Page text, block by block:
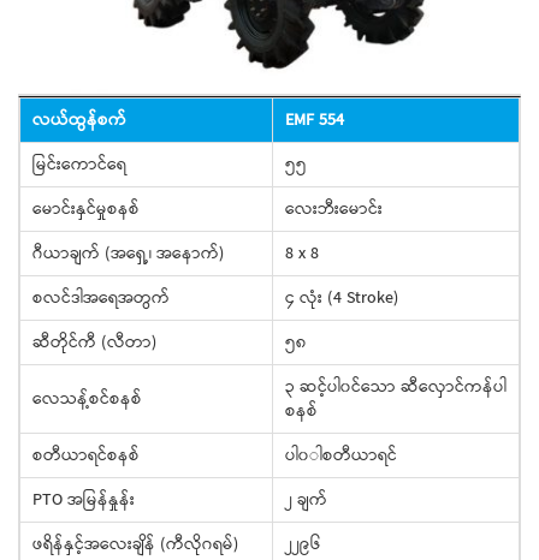
လယ်ထွန်စက်
EMF 554
မြင်းကောင်ရေ
၅၅
မောင်းနှင်မှုစနစ်
လေးဘီးမောင်း
ဂီယာချက် (အရှေ့၊ အနောက်)
8 x 8
စလင်ဒါအရေအတွက်
၄ လုံး (4 Stroke)
ဆီတိုင်ကီ (လီတာ)
၅၈
လေသန့်စင်စနစ်
၃ ဆင့်ပါ၀င်သော ဆီလှောင်ကန်ပါ
စနစ်
စတီယာရင်စနစ်
ပါ၀ါစတီယာရင်
PTO အမြန်နှုန်း
၂ ချက်
ဖရိန်နှင့်အလေးချိန် (ကီလိုဂရမ်)
၂၂၉၆